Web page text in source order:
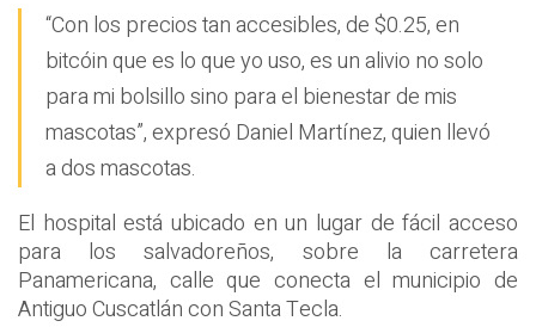
“Con los precios tan accesibles, de $0.25, en
bitcóin que es lo que yo uso, es un alivio no solo
para mi bolsillo sino para el bienestar de mis
mascotas”, expresó Daniel Martínez, quien llevó
a dos mascotas.
El hospital está ubicado en un lugar de fácil acceso
para los salvadoreños, sobre la carretera
Panamericana, calle que conecta el municipio de
Antiguo Cuscatlán con Santa Tecla.